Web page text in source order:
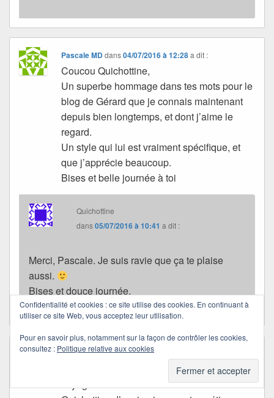
Pascale MDdans04/07/2016 à 12:28 a dit :
Coucou Quichottine,
Un superbe hommage dans tes mots pour le
blog de Gérard que je connais maintenant
depuis bien longtemps, et dont j’aime le
regard.
Un style qui lui est vraiment spécifique, et
que j’apprécie beaucoup.
Bises et belle journée à toi
Quichottine
dans05/07/2016 à 10:41 a dit :
Merci, Pascale. Je suis ravie que ça te plaise
aussi.
Bises et douce journée.
Maritédans04/07/2016 à 13:04
Le blog de Gérard est un merveilleux
voyage d’ombres et de lumières. Merci ma
Confidentialité et cookies : ce site utilise des cookies. En continuant à
utiliser ce site Web, vous acceptez leur utilisation.
Pour en savoir plus, notamment sur la façon de contrôler les cookies,
consultez : Politique relative aux cookies